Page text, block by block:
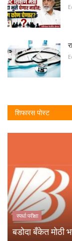
शिफारस पोस्ट
स्पर्धा परीक्षा
बडोदा बँकेत मोठी